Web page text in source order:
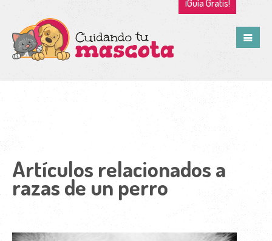
¡Guía Gratis!
Artículos relacionados a
razas de un perro